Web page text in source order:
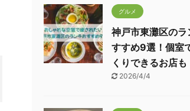
グルメ
神戸市東灘区のラ
すすめ9選！個室
くりできるお店も
2026/4/4